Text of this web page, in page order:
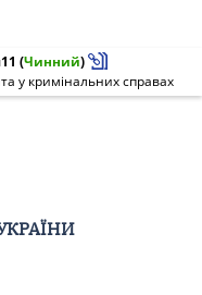
(Чинний)
у кримінальних справах